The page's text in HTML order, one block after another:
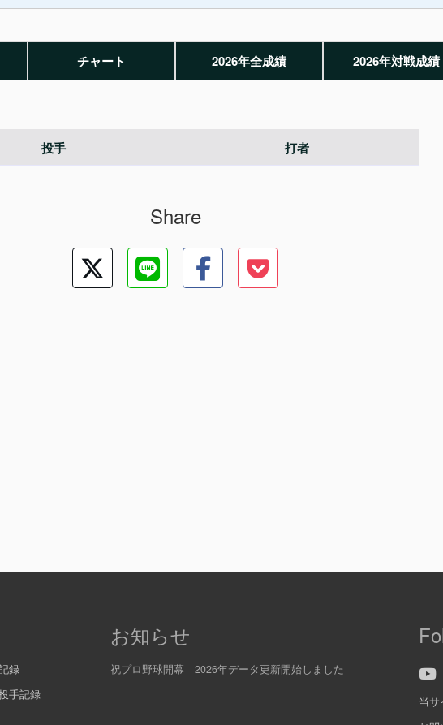
チャート 2026年全成績 2026年対戦成績
投手 打者
Share
録
手記録
お知らせ
祝プロ野球開幕 2026年データ更新開始しました
当サ